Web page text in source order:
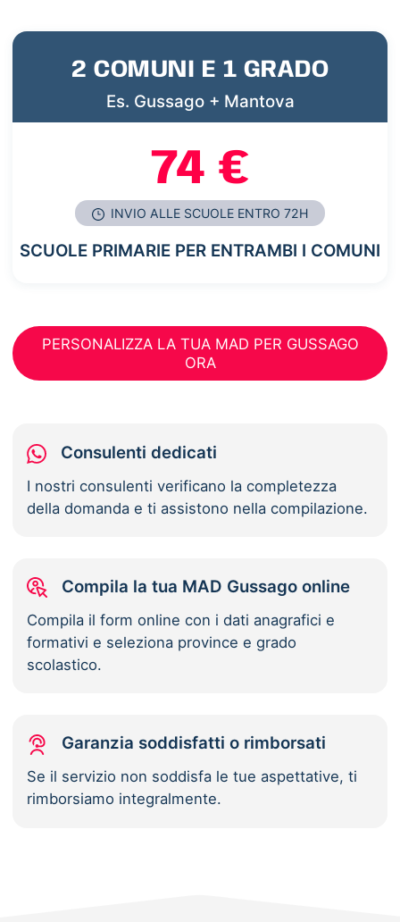
2 COMUNI E 1 GRADO
Es. Gussago + Mantova
74 €
INVIO ALLE SCUOLE ENTRO 72H
SCUOLE PRIMARIE PER ENTRAMBI I COMUNI
PERSONALIZZA LA TUA MAD PER GUSSAGO
ORA
Consulenti dedicati
I nostri consulenti verificano la completezza
della domanda e ti assistono nella compilazione.
Compila la tua MAD Gussago online
Compila il form online con i dati anagrafici e
formativi e seleziona province e grado
scolastico.
Garanzia soddisfatti o rimborsati
Se il servizio non soddisfa le tue aspettative, ti
rimborsiamo integralmente.